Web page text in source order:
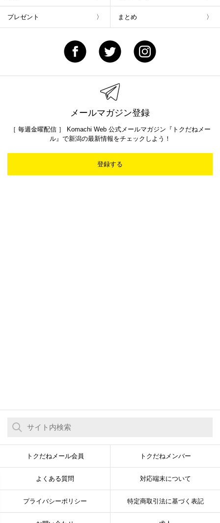
プレゼント まとめ
メールマガジン登録
［ 毎週金曜配信 ］ Komachi Web 公式メールマガジン『トクだねメー
ル』で新潟の最新情報をチェックしよう！
登録する
トクだねメール会員 トクだねメンバー
よくある質問 対応端末について
プライバシーポリシー 特定商取引法に基づく表記